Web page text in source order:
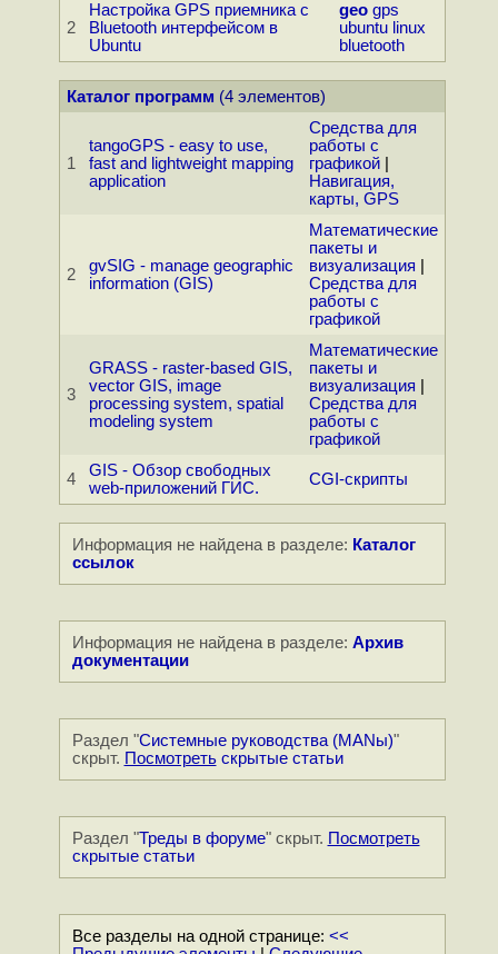
2
Настройка GPS приемника с
Bluetooth интерфейсом в
Ubuntu
geo gps
ubuntu linux
bluetooth
Каталог программ (4 элементов)
1
tangoGPS - easy to use,
fast and lightweight mapping
application
Средства для
работы с
графикой
Навигация,
карты, GPS
2
gvSIG - manage geographic
information (GIS)
Математические
пакеты и
визуализация
Средства для
работы с
графикой
3
GRASS - raster-based GIS,
vector GIS, image
processing system, spatial
modeling system
Математические
пакеты и
визуализация
Средства для
работы с
графикой
4
GIS - Обзор свободных
web-приложений ГИС.
CGI-скрипты
Информация не найдена в разделе: Каталог
ссылок
Информация не найдена в разделе: Архив
документации
Раздел "Системные руководства (MANы)"
скрыт. Посмотретьскрытые статьи
Раздел "Треды в форуме" скрыт. Посмотреть
скрытые статьи
Все разделы на одной странице: <<